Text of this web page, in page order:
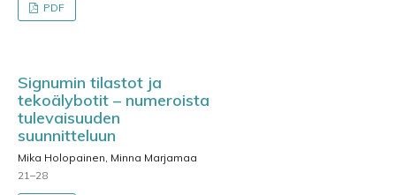
PDF
Signumin tilastot ja
tekoälybotit – numeroista
tulevaisuuden
suunnitteluun
Mika Holopainen, Minna Marjamaa
21–28